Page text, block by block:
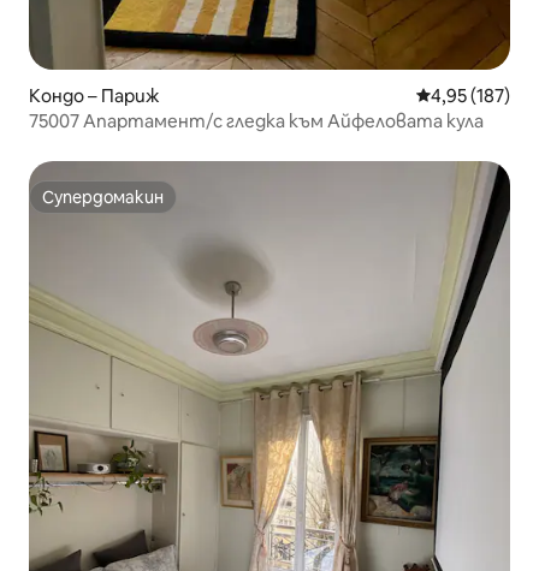
Кондо – Париж Средна
4,95 (187)
75007 Апартамент/с гледка към Айфеловата кула
Супердомакин
Супердомакин